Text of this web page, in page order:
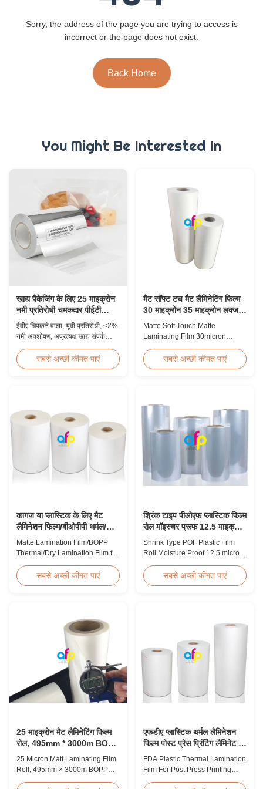
Sorry, the address of the page you are trying to access is
incorrect or the page does not exist.
Back Home
You Might Be Interested In
खाद्य पैकेजिंग के लिए 25 माइक्रोन
नमी प्रतिरोधी चमकदार पीईटी
लेमिनेट फिल्म
ईवीए चिपकने वाला, यूवी प्रतिरोधी, ≤2%
नमी अवशोषण, अप्रत्यक्ष खाद्य संपर्क
डिब्बों और जमे हुए खाद्य बक्से के लिए
आदर्श के साथ 25 माइक्रोन नमी
सबसे अच्छी कीमत पाएं
मैट सॉफ्ट टच मैट लैमिनेटिंग फिल्म
30 माइक्रोन 35 माइक्रोन लक्जरी
पैकेजिंग खपत के लिए
Matte Soft Touch Matte
Laminating Film 30micron
Consumption Fingerprint Free
Soft Touch Matte Laminating
free laminate is specifically
engineered for luxury packaging
applications. ...
सबसे अच्छी कीमत पाएं
कागज या प्लास्टिक के लिए मैट
लैमिनेशन फिल्म/बीओपीपी थर्मल/
ड्राई लैमिनेशन फिल्म
Matte Lamination Film/BOPP
Thermal/Dry Lamination Film for
Lamination Film/BOPP
Thermal/Dry Lamination Film for
42dynes Excellent Performance
at UV Spot and Hot Stamping!
FDA PASSED What is BOPP ...
सबसे अच्छी कीमत पाएं
श्रिंक टाइप पीओएफ प्लास्टिक फिल्म
रोल मॉइस्चर प्रूफ 12.5 माइक्रोन
15 माइक्रोन
Shrink Type POF Plastic Film
Roll Moisture Proof 12.5 micron
Polyolefin POF Heat Shrink
Wrap Film is the most widely
tamper-evident. This clear,
is ...
सबसे अच्छी कीमत पाएं
25 माइक्रोन मैट लैमिनेटिंग फिल्म
रोल, 495mm * 3000m BOPP
लैमिनेटिंग फिल्म्स
25 Micron Matt Laminating Film
Roll, 495mm × 3000m BOPP
एफडीए प्लास्टिक थर्मल लैमिनेशन
फिल्म पोस्ट प्रेस प्रिंटिंग लैमिनेट के
लिए
FDA Plastic Thermal Lamination
Film For Post Press Printing